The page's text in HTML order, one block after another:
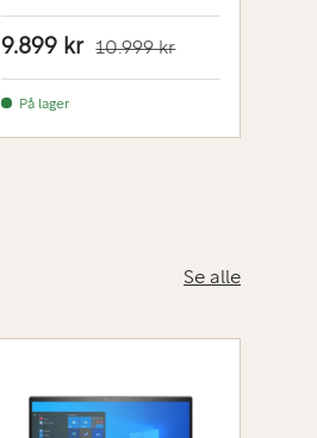
9.899 kr 10.999 kr
På lager
Se alle